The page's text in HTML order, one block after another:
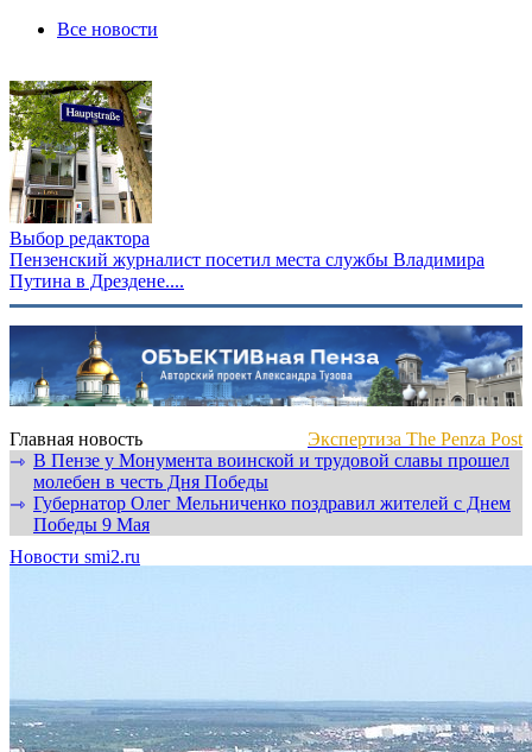
Все новости
Выбор редактора
Пензенский журналист посетил места службы Владимира
Путина в Дрездене....
Главная новость
Экспертиза The Penza Post
⇾ В Пензе у Монумента воинской и трудовой славы прошел
молебен в честь Дня Победы
⇾ Губернатор Олег Мельниченко поздравил жителей с Днем
Победы 9 Мая
Новости smi2.ru